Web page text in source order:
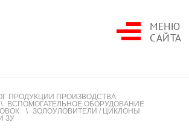
МЕНЮ
САЙТА
ПРОДУКЦИИ ПРОИЗВОДСТВА
ВСПОМОГАТЕЛЬНОЕ ОБОРУДОВАНИЕ
ЗОЛОУЛОВИТЕЛИ / ЦИКЛОНЫ
ЗУ